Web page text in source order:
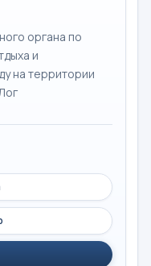
органа по
и
на территории